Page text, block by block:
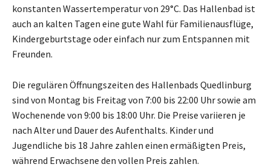
konstanten Wassertemperatur von 29°C. Das Hallenbad ist
auch an kalten Tagen eine gute Wahl für Familienausflüge,
Kindergeburtstage oder einfach nur zum Entspannen mit
Freunden.
Die regulären Öffnungszeiten des Hallenbads Quedlinburg
sind von Montag bis Freitag von 7:00 bis 22:00 Uhr sowie am
Wochenende von 9:00 bis 18:00 Uhr. Die Preise variieren je
nach Alter und Dauer des Aufenthalts. Kinder und
Jugendliche bis 18 Jahre zahlen einen ermäßigten Preis,
während Erwachsene den vollen Preis zahlen.